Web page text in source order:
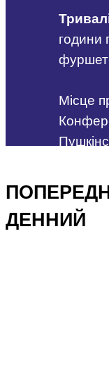
години
Місце
ДЕННИЙ